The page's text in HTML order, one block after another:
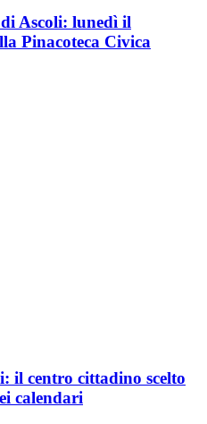
Ascoli: lunedì il
Pinacoteca Civica
il centro cittadino scelto
calendari